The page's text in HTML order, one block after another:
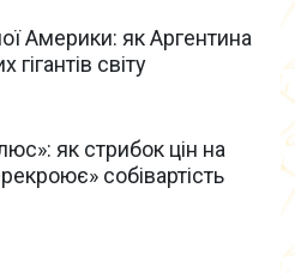
Америки: як Аргентина
світу
як стрибок цін на
собівартість